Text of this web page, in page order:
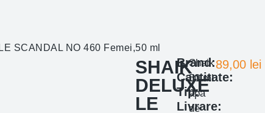
SCANDAL NO 460 Femei,50 ml
SHAIK
DELUXE
LE
Brand:
Cantitate:
Tip:
Livrare:
Shaik
50 ml
apa
de
89,00 lei